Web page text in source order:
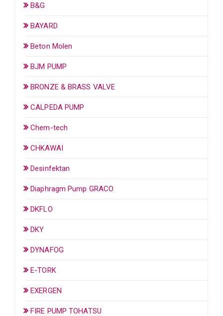
B&G
BAYARD
Beton Molen
BJM PUMP
BRONZE & BRASS VALVE
CALPEDA PUMP
Chem-tech
CHKAWAI
Desinfektan
Diaphragm Pump GRACO
DKFLO
DKY
DYNAFOG
E-TORK
EXERGEN
FIRE PUMP TOHATSU